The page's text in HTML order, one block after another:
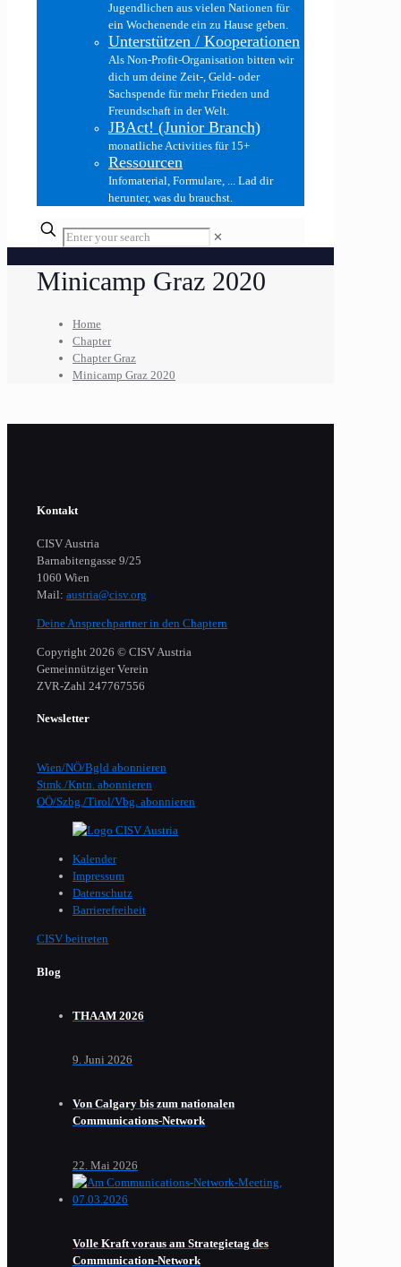
Jugendlichen aus vielen Nationen für
ein Wochenende ein zu Hause geben.
Unterstützen / Kooperationen
Als Non-Profit-Organisation bitten wir
dich um deine Zeit-, Geld- oder
Sachspende für mehr Frieden und
Freundschaft in der Welt.
JBAct! (Junior Branch)
monatliche Activities für 15+
Ressourcen
Infomaterial, Formulare, ... Lad dir
herunter, was du brauchst.
✕
Minicamp Graz 2020
Home
Chapter
Chapter Graz
Minicamp Graz 2020
Kontakt
CISV Austria
Barnabitengasse 9/25
1060 Wien
Mail: austria@cisv.org
Deine Ansprechpartner in den Chaptern
Copyright 2026 © CISV Austria
Gemeinnütziger Verein
​ZVR-Zahl 247767556
Newsletter
Wien/NÖ/Bgld abonnieren
Stmk./Kntn. abonnieren
OÖ/Szbg./Tirol/Vbg. abonnieren
Kalender
Impressum
Datenschutz
Barrierefreiheit
CISV beitreten
Blog
THAAM 2026
9. Juni 2026
Von Calgary bis zum nationalen
Communications-Network
22. Mai 2026
Volle Kraft voraus am Strategietag des
Communication-Network